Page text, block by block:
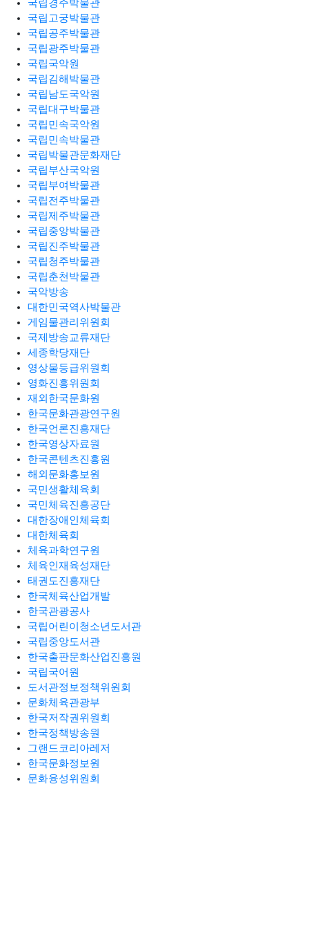
국립경주박물관
국립고궁박물관
국립공주박물관
국립광주박물관
국립국악원
국립김해박물관
국립남도국악원
국립대구박물관
국립민속국악원
국립민속박물관
국립박물관문화재단
국립부산국악원
국립부여박물관
국립전주박물관
국립제주박물관
국립중앙박물관
국립진주박물관
국립청주박물관
국립춘천박물관
국악방송
대한민국역사박물관
게임물관리위원회
국제방송교류재단
세종학당재단
영상물등급위원회
영화진흥위원회
재외한국문화원
한국문화관광연구원
한국언론진흥재단
한국영상자료원
한국콘텐츠진흥원
해외문화홍보원
국민생활체육회
국민체육진흥공단
대한장애인체육회
대한체육회
체육과학연구원
체육인재육성재단
태권도진흥재단
한국체육산업개발
한국관광공사
국립어린이청소년도서관
국립중앙도서관
한국출판문화산업진흥원
국립국어원
도서관정보정책위원회
문화체육관광부
한국저작권위원회
한국정책방송원
그랜드코리아레저
한국문화정보원
문화융성위원회